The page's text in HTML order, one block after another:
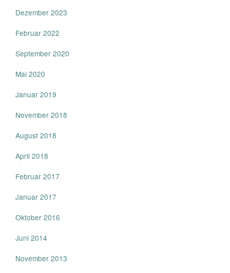
Dezember 2023
Februar 2022
September 2020
Mai 2020
Januar 2019
November 2018
August 2018
April 2018
Februar 2017
Januar 2017
Oktober 2016
Juni 2014
November 2013